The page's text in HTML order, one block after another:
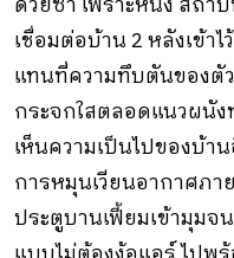
เชื่อมต่อบ้าน 2 หลังเข้า
แทนที่ความทึบตันของตั
กระจกใสตลอดแนวผนัง
เห็นความเป็นไปของบ้า
การหมุนเวียนอากาศภ
ประตูบานเฟี้ยมเข้ามุมจ